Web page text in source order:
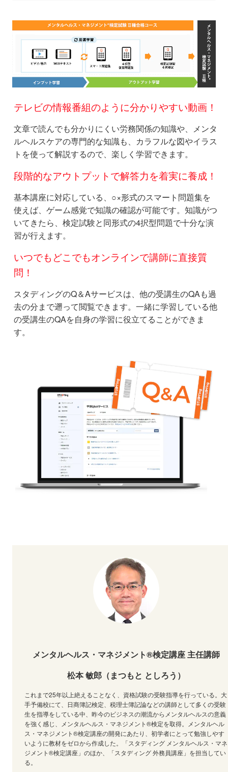
テレビの情報番組のように分かりやすい動画！
文章で読んでも分かりにくい労務関係の知識や、メンタ
ルヘルスケアの専門的な知識も、カラフルな図やイラス
トを使って解説するので、楽しく学習できます。
段階的なアウトプットで解答力を着実に養成！
基本講座に対応している、○×形式のスマート問題集を
使えば、ゲーム感覚で知識の確認が可能です。知識がつ
いてきたら、検定試験と同形式の4択型問題で十分な演
習が行えます。
いつでもどこでもオンラインで講師に直接質
問！
スタディングのQ＆Aサービスは、他の受講生のQAも過
去の分まで遡って閲覧できます。一緒に学習している他
の受講生のQAを自身の学習に役立てることができま
す。
メンタルヘルス・マネジメント®検定講座 主任講師
松本 敏郎（まつもと としろう）
これまで25年以上絶えることなく、資格試験の受験指導を行っている。大
手予備校にて、日商簿記検定、税理士簿記論などの講師として多くの受験
生を指導をしている中、昨今のビジネスの潮流からメンタルヘルスの意義
を強く感じ、メンタルヘルス・マネジメント®検定を取得。メンタルヘル
ス・マネジメント®検定講座の開発にあたり、初学者にとって勉強しやす
いように教材をゼロから作成した。「スタディング メンタルヘルス・マネ
ジメント®検定講座」のほか、「スタディング 外務員講座」を担当してい
る。